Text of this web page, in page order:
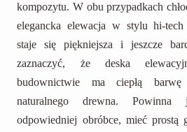
kompozytu. W obu przypadkach
elegancka elewacja w stylu hi-tech
staje się piękniejsza i jeszcze
zaznaczyć, że deska
budownictwie ma ciepłą barwę
naturalnego drewna. Powinna
odpowiedniej obróbce, mieć prostą